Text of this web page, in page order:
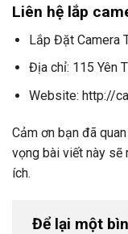
Liên hệ lắp
Lắp Đặt Camera
Địa chỉ: 115 Yên
Website: http://
Cảm ơn bạn đã
vọng bài viết này sẽ
ích.
Để lại một